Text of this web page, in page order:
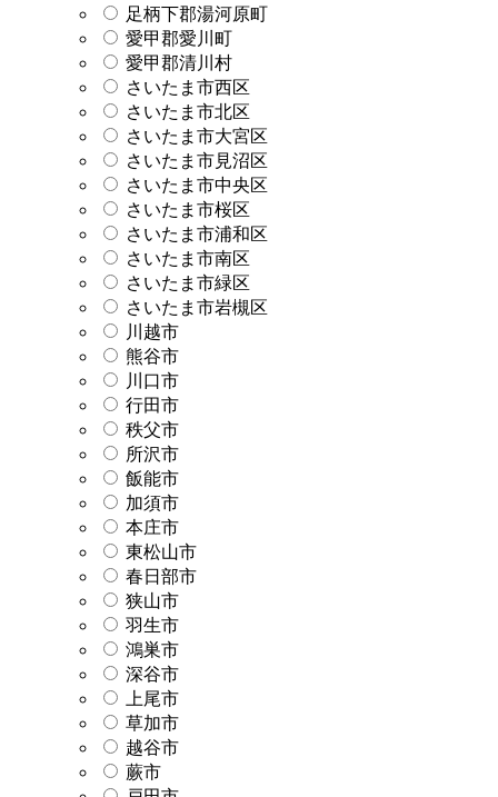
足柄下郡湯河原町
愛甲郡愛川町
愛甲郡清川村
さいたま市西区
さいたま市北区
さいたま市大宮区
さいたま市見沼区
さいたま市中央区
さいたま市桜区
さいたま市浦和区
さいたま市南区
さいたま市緑区
さいたま市岩槻区
川越市
熊谷市
川口市
行田市
秩父市
所沢市
飯能市
加須市
本庄市
東松山市
春日部市
狭山市
羽生市
鴻巣市
深谷市
上尾市
草加市
越谷市
蕨市